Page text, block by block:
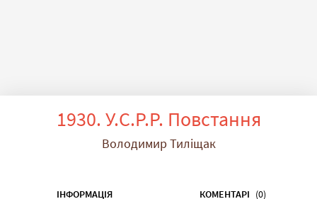
1930. У.С.Р.Р. Повстання
Володимир Тиліщак
ІНФОРМАЦІЯ КОМЕНТАРІ (0)